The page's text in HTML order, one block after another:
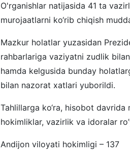
O'rganishlar natijasida 41 ta
murojaatlarni ko‘rib chiqish
Mazkur holatlar yuzasidan
rahbarlariga vaziyatni zudlik
hamda kelgusida bunday
bilan nazorat xatlari yuborildi.
Tahlillarga ko‘ra, hisobot
hokimliklar, vazirlik va idoralar
Andijon viloyati hokimligi – 137